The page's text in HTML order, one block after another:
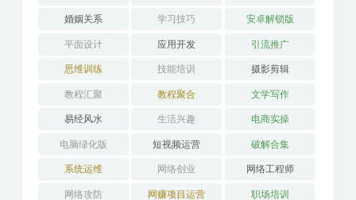
婚姻关系 学习技巧 安卓解锁版
平面设计 应用开发 引流推广
思维训练 技能培训 摄影剪辑
教程汇聚 教程聚合 文学写作
易经风水 生活兴趣 电商实操
电脑绿化版 短视频运营 破解合集
系统运维 网络创业 网络工程师
网络攻防 网赚项目运营 职场培训